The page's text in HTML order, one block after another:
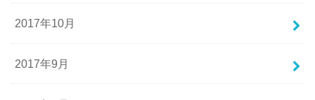
2017年10月
2017年9月